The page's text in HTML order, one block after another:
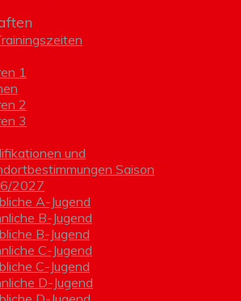
1
2
3
und
Saison
2027
A-Jugend
B-Jugend
B-Jugend
C-Jugend
C-Jugend
D-Jugend